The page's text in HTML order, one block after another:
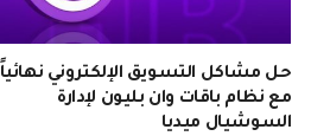
حل مشاكل التسويق الإلكتروني نهائياً
مع نظام باقات وان بليون لإدارة
السوشيال ميديا